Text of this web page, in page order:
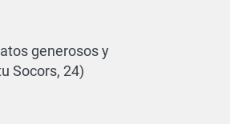
generosos y
Socors, 24)